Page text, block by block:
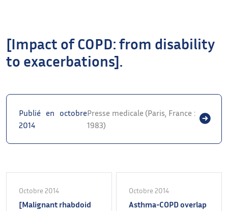
[Impact of COPD: from disability
to exacerbations].
Publié en octobre
2014
Presse medicale (Paris, France :
1983)
Octobre 2014
[Malignant rhabdoid
Octobre 2014
Asthma-COPD overlap